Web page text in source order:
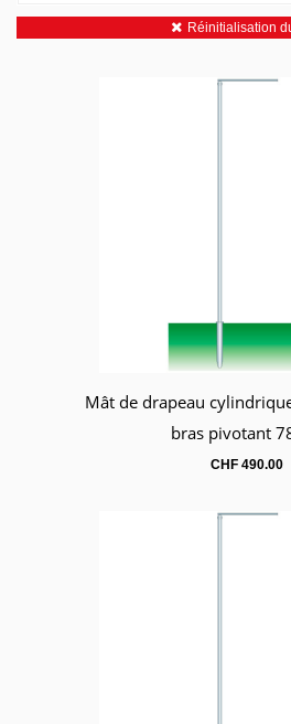
Réinitialisation
Panier
Mât de drapeau
bras pivotant
CHF 490.00